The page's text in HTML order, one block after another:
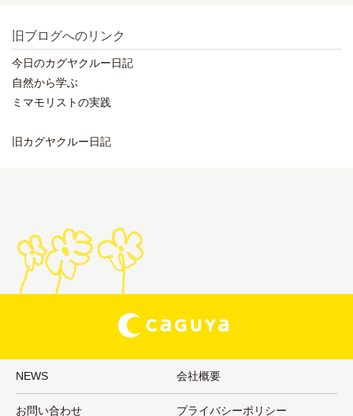
旧ブログへのリンク
今日のカグヤクルー日記
自然から学ぶ
ミマモリストの実践
旧カグヤクルー日記
NEWS 会社概要
お問い合わせ プライバシーポリシー